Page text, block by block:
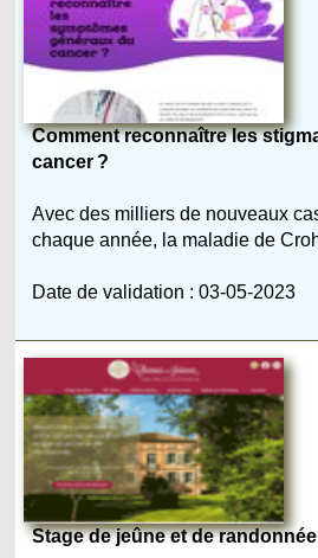
Comment reconnaître les
cancer ?
Avec des milliers de nouveaux
chaque année, la maladie de
Date de validation : 03-05-2023
Stage de jeûne et de randonnée